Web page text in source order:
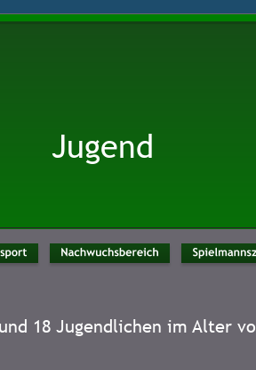
Jugend
18 Jugendlichen im Alter